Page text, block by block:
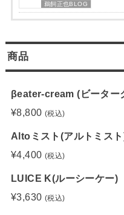
鵜飼正也BLOG
商品
βeater-cream (ビーター
¥8,800 (税込)
Altoミスト(アルトミス
¥4,400 (税込)
LUICE K(ルーシーケー)
¥3,630 (税込)